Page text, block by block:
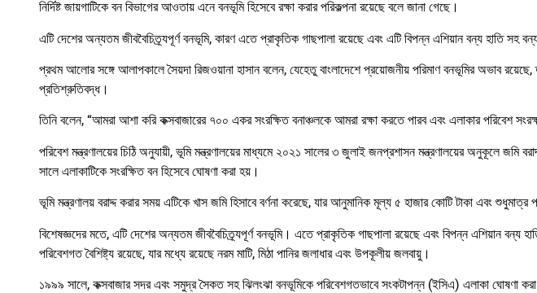
নির্দিষ্ট জায়গাটিকে বন বিভাগের আওতায় এনে বনভূমি হিসেবে রক্ষা করার পরিকল্পনা রয়েছে বলে জানা গেছে।
এটি দেশের অন্যতম জীববৈচিত্র্যপূর্ণ বনভূমি, কারণ এতে প্রাকৃতিক গাছপালা রয়েছে এবং এটি বিপন্ন এশিয়ান বন্য হাতি সহ
প্রথম আলোর সঙ্গে আলাপকালে সৈয়দা রিজওয়ানা হাসান বলেন, যেহেতু বাংলাদেশে প্রয়োজনীয় পরিমাণ বনভূমির অভাব রয়েছে,
প্রতিশ্রুতিবদ্ধ।
তিনি বলেন, “আমরা আশা করি কক্সবাজারের ৭০০ একর সংরক্ষিত বনাঞ্চলকে আমরা রক্ষা করতে পারব এবং এলাকার পরিবেশ
পরিবেশ মন্ত্রণালয়ের চিঠি অনুযায়ী, ভূমি মন্ত্রণালয়ের মাধ্যমে ২০২১ সালের ৩ জুলাই জনপ্রশাসন মন্ত্রণালয়ের অনুকূলে
সালে এলাকাটিকে সংরক্ষিত বন হিসেবে ঘোষণা করা হয়।
ভূমি মন্ত্রণালয় বরাদ্দ করার সময় এটিকে খাস জমি হিসাবে বর্ণনা করেছে, যার আনুমানিক মূল্য ৫ হাজার কোটি টাকা এবং
বিশেষজ্ঞদের মতে, এটি দেশের অন্যতম জীববৈচিত্র্যপূর্ণ বনভূমি। এতে প্রাকৃতিক গাছপালা রয়েছে এবং বিপন্ন এশিয়ান
পরিবেশগত বৈশিষ্ট্য রয়েছে, যার মধ্যে রয়েছে নরম মাটি, মিঠা পানির জলাধার এবং উপকূলীয় জলবায়ু।
১৯৯৯ সালে, কক্সবাজার সদর এবং সমুদ্র সৈকত সহ ঝিলংঝা বনভূমিকে পরিবেশগতভাবে সংকটাপন্ন (ইসিএ) এলাকা ঘোষণা